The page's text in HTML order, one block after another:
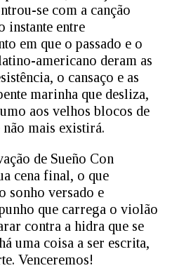
se com a canção
instante entre
em que o passado e o
americano deram as
o cansaço e as
marinha que desliza,
aos velhos blocos de
não mais existirá.
de Sueño Con
cena final, o que
sonho versado e
que carrega o violão
contra a hidra que se
uma coisa a ser escrita,
Venceremos!